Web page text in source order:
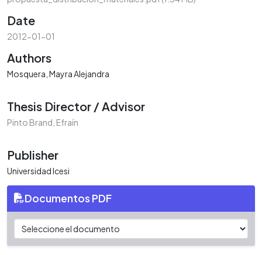
Date
2012-01-01
Authors
Mosquera, Mayra Alejandra
Thesis Director / Advisor
Pinto Brand, Efraín
Publisher
Universidad Icesi
Documentos PDF